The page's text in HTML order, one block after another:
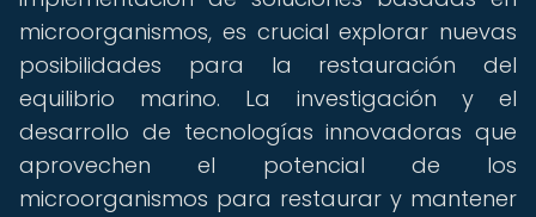
microorganismos, es crucial explorar nuevas
posibilidades para la restauración del
equilibrio marino. La investigación y el
desarrollo de tecnologías innovadoras que
aprovechen el potencial de los
microorganismos para restaurar y mantener